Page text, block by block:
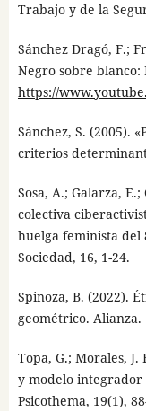
Trabajo y de la
Sánchez Dragó, F.;
Negro sobre blanco:
https://
Sánchez, S. (2005).
criterios
Sosa, A.; Galarza,
colectiva
huelga feminista del
Sociedad, 16, 1-24.
Spinoza, B. (2022).
geométrico. Alianza.
Topa, G.; Morales, J.
y modelo integrador
Psicothema, 19(1),